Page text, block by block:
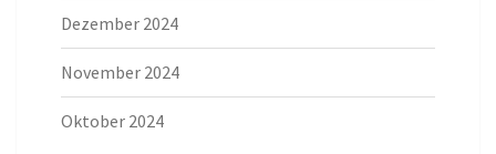
Dezember 2024
November 2024
Oktober 2024